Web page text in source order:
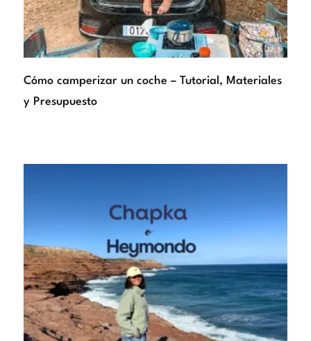
Cómo camperizar un coche – Tutorial, Materiales
y Presupuesto